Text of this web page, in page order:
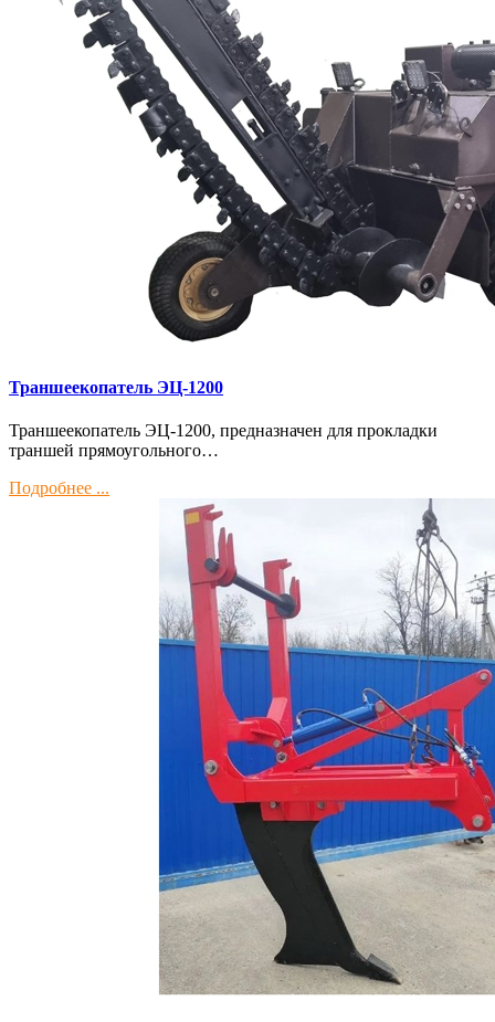
Траншеекопатель ЭЦ-1200
Траншеекопатель ЭЦ-1200, предназначен для прокладки
траншей прямоугольного…
Подробнее ...